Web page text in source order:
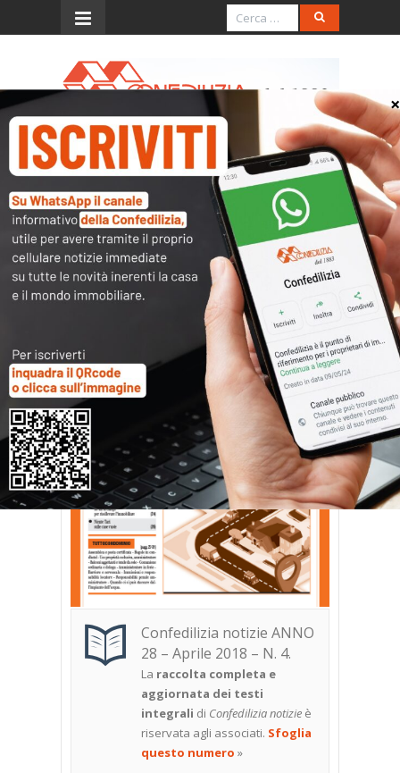
Menu
Confedilizia notizie – Aprile
2018
Confedilizia notizie ANNO
28 – Aprile 2018 – N. 4.
La raccolta completa e
aggiornata dei testi
integrali di Confedilizia notizie è
riservata agli associati. Sfoglia
questo numero »